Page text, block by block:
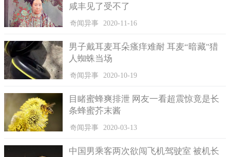
咸丰见了受不了
奇闻异事 2020-11-16
男子戴耳麦耳朵瘙痒难耐 耳麦“暗藏"猎
人蜘蛛当场
奇闻异事 2020-10-19
目睹蜜蜂爽排泄 网友一看超震惊竟是长
条蜂蜜芥末酱
奇闻异事 2020-03-13
中国男乘客两次欲闯飞机驾驶室 被机长